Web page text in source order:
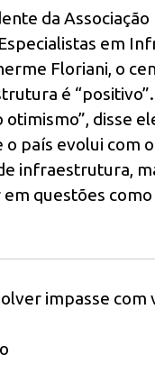
da Associação
em
Floriani, o
é “positivo”.
disse
o país evolui com
infraestrutura,
em questões
impasse com